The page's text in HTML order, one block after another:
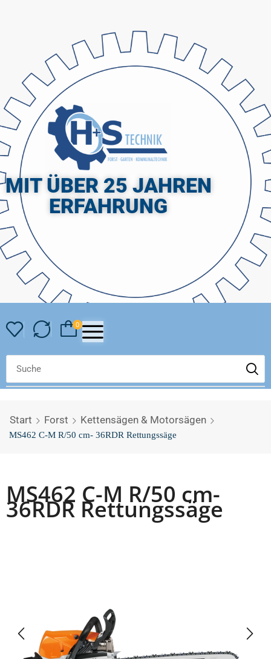
MIT ÜBER 25 JAHREN
ERFAHRUNG
0
Start Forst Kettensägen & Motorsägen
MS462 C-M R/50 cm- 36RDR Rettungssäge
MS462 C-M R/50 cm-
36RDR Rettungssäge